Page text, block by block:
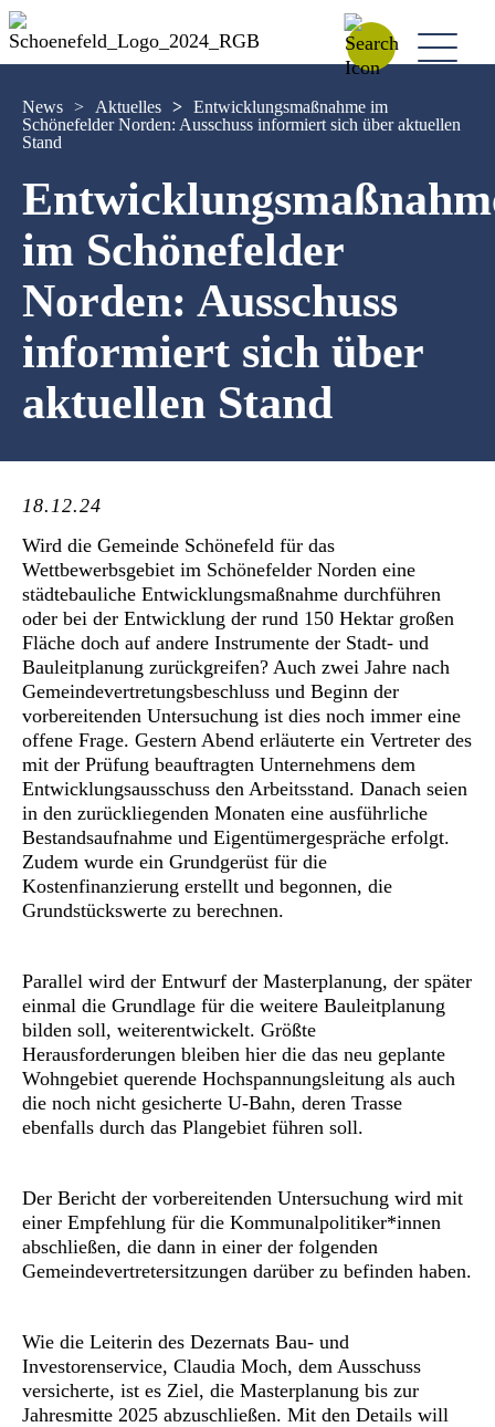
News > Aktuelles > Entwicklungsmaßnahme im
Schönefelder Norden: Ausschuss informiert sich über aktuellen
Stand
im Schönefelder
Norden: Ausschuss
informiert sich über
aktuellen Stand
18.12.24
Wird die Gemeinde Schönefeld für das
Wettbewerbsgebiet im Schönefelder Norden eine
städtebauliche Entwicklungsmaßnahme durchführen
oder bei der Entwicklung der rund 150 Hektar großen
Fläche doch auf andere Instrumente der Stadt- und
Bauleitplanung zurückgreifen? Auch zwei Jahre nach
Gemeindevertretungsbeschluss und Beginn der
vorbereitenden Untersuchung ist dies noch immer eine
offene Frage. Gestern Abend erläuterte ein Vertreter des
mit der Prüfung beauftragten Unternehmens dem
Entwicklungsausschuss den Arbeitsstand. Danach seien
in den zurückliegenden Monaten eine ausführliche
Bestandsaufnahme und Eigentümergespräche erfolgt.
Zudem wurde ein Grundgerüst für die
Kostenfinanzierung erstellt und begonnen, die
Grundstückswerte zu berechnen.
Parallel wird der Entwurf der Masterplanung, der später
einmal die Grundlage für die weitere Bauleitplanung
bilden soll, weiterentwickelt. Größte
Herausforderungen bleiben hier die das neu geplante
Wohngebiet querende Hochspannungsleitung als auch
die noch nicht gesicherte U-Bahn, deren Trasse
ebenfalls durch das Plangebiet führen soll.
Der Bericht der vorbereitenden Untersuchung wird mit
einer Empfehlung für die Kommunalpolitiker*innen
abschließen, die dann in einer der folgenden
Gemeindevertretersitzungen darüber zu befinden haben.
Wie die Leiterin des Dezernats Bau- und
Investorenservice, Claudia Moch, dem Ausschuss
versicherte, ist es Ziel, die Masterplanung bis zur
Jahresmitte 2025 abzuschließen. Mit den Details will